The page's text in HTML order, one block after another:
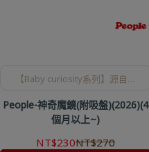
【Baby curiosity系列】源自對
寶出生後第一份好奇心。
People-神奇魔鏡(附吸盤)(2026)(4
個月以上~)
NT$230NT$270